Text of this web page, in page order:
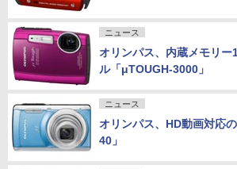
ニュース
オリンパス、内蔵メモリー
ル「μTOUGH-3000」
ニュース
オリンパス、HD動画対応
40」